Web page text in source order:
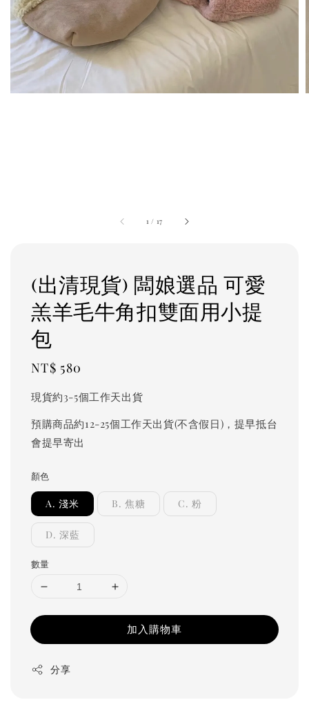
1 / 17
(出清現貨) 闆娘選品 可愛
羔羊毛牛角扣雙面用小提
包
Regular
NT$ 580
現貨約3-5個工作天出貨
預購商品約12-25個工作天出貨(不含假日)，提早抵台
會提早寄出
顏色
A. 淺米 B. 焦糖 C. 粉
D. 深藍
數量
加入購物車
分享